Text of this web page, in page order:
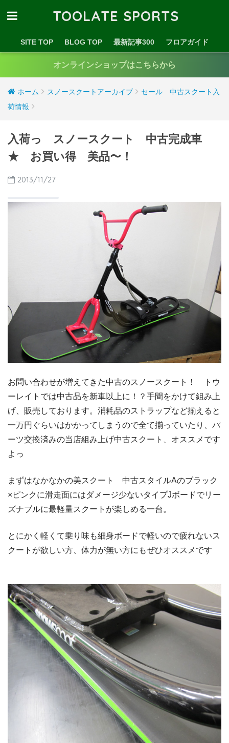
TOOLATE SPORTS
SITE TOP BLOG TOP 最新記事300 フロアガイド
オンラインショップはこちらから
ホーム スノースクートアーカイブ
セール 中古スクート入
荷情報
入荷っ スノースクート 中古完成車
★ お買い得 美品〜！
2013/11/27
お問い合わせが増えてきた中古のスノースクート！ トウ
ーレイトでは中古品を新車以上に！？手間をかけて組み上
げ、販売しております。消耗品のストラップなど揃えると
一万円ぐらいはかかってしまうので全て揃っていたり、パ
ーツ交換済みの当店組み上げ中古スクート、オススメです
よっ
まずはなかなかの美スクート 中古スタイルAのブラック
×ピンクに滑走面にはダメージ少ないタイプJボードでリー
ズナブルに最軽量スクートが楽しめる一台。
とにかく軽くて乗り味も細身ボードで軽いので疲れないス
クートが欲しい方、体力が無い方にもぜひオススメです